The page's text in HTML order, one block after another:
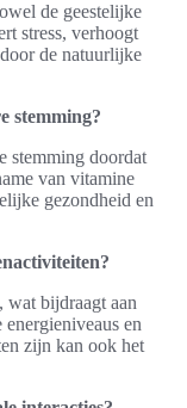
de geestelijke
stress, verhoogt
de natuurlijke
stemming?
stemming doordat
van vitamine
gezondheid en
bijdraagt aan
en
zijn kan ook het